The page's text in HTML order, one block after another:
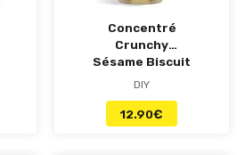
Concentré
Crunchy
Sésame Biscuit
30ml - Biggy
DIY
12.90€